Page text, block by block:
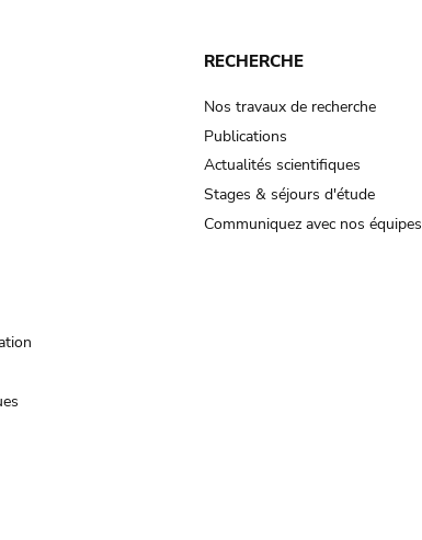
RECHERCHE
Nos travaux de recherche
Publications
Actualités scientifiques
Stages & séjours d'étude
Communiquez avec nos équipes